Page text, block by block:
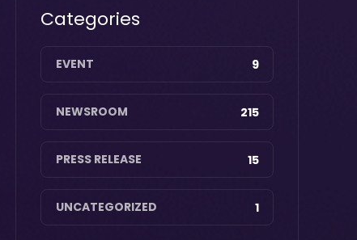
Categories
EVENT 9
NEWSROOM 215
PRESS RELEASE 15
UNCATEGORIZED 1